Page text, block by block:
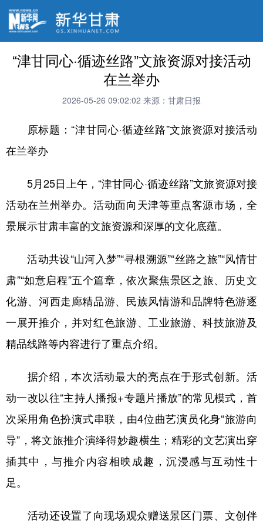
“津甘同心·循迹丝路”文旅资源对接活动
在兰举办
2026-05-26 09:02:02 来源：甘肃日报
原标题：“津甘同心·循迹丝路”文旅资源对接活动
在兰举办
5月25日上午，“津甘同心·循迹丝路”文旅资源对接
活动在兰州举办。活动面向天津等重点客源市场，全
景展示甘肃丰富的文旅资源和深厚的文化底蕴。
活动共设“山河入梦”“寻根溯源”“丝路之旅”“风情甘
肃”“如意启程”五个篇章，依次聚焦景区之旅、历史文
化游、河西走廊精品游、民族风情游和品牌特色游逐
一展开推介，并对红色旅游、工业旅游、科技旅游及
精品线路等内容进行了重点介绍。
据介绍，本次活动最大的亮点在于形式创新。活
动一改以往“主持人播报+专题片播放”的常见模式，首
次采用角色扮演式串联，由4位曲艺演员化身“旅游向
导”，将文旅推介演绎得妙趣横生；精彩的文艺演出穿
插其中，与推介内容相映成趣，沉浸感与互动性十
足。
活动还设置了向现场观众赠送景区门票、文创伴